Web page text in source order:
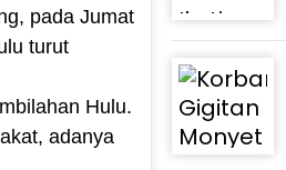
pada Jumat
turut
Hulu.
adanya